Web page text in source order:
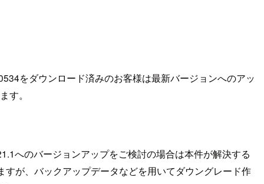
をダウンロード済みのお客様は最新バージョンへのアッ
す。
へのバージョンアップをご検討の場合は本件が解決する
が、バックアップデータなどを用いてダウングレード作